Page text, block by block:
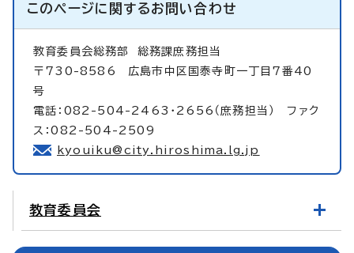
このページに関するお問い合わせ
教育委員会総務部 総務課庶務担当
〒730-8586 広島市中区国泰寺町一丁目7番40
号
電話：082-504-2463・2656（庶務担当） ファク
ス：082-504-2509
kyouiku@city.hiroshima.lg.jp
教育委員会